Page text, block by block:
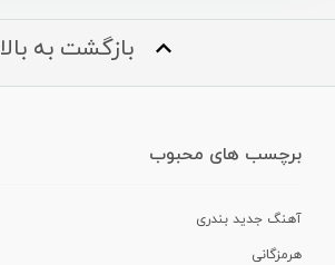
بازگشت به بالا
برچسب های محبوب
آهنگ جدید بندری
هرمزگانی